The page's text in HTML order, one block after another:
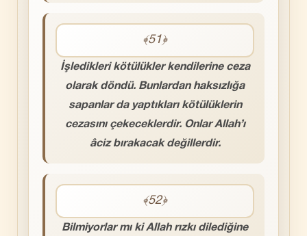
﴾51﴿
İşledikleri kötülükler kendilerine ceza
olarak döndü. Bunlardan haksızlığa
sapanlar da yaptıkları kötülüklerin
cezasını çekeceklerdir. Onlar Allah’ı
âciz bırakacak değillerdir.
﴾52﴿
Bilmiyorlar mı ki Allah rızkı dilediğine